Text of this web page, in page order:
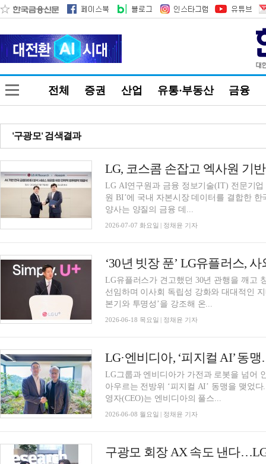
전체 증권 산업 유통·부동산 금융
'구광모' 검색결과
LG AI연구원과 금융 정보기술(IT) 전문기
원 BI’에 국내 자본시장 데이터를 결합한
양사는 양질의 금융 데...
2026-07-07 화요일 | 정채윤 기자
LG유플러스가 견고했던 30년 관행을 깨고
선임하며 이사회 독립성 강화와 대대적인
본기와 투명성’을 강조해 온...
2026-06-18 목요일 | 정채윤 기자
LG그룹과 엔비디아가 가전과 로봇을 넘어
아우르는 전방위 ‘피지컬 AI’ 동맹을 맺었
영자(CEO)는 엔비디아의 풀스...
2026-06-08 월요일 | 정채윤 기자
구광모 회장 AX 속도 낸다